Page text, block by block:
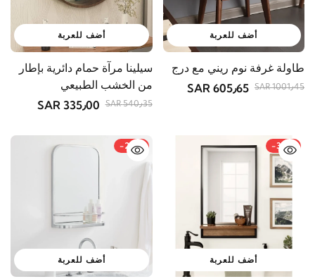
أضف للعربة
طاولة غرفة نوم ريني مع درج
1001٫45 SAR 605٫65 SAR
أضف للعربة
سيلينا مرآة حمام دائرية بإطار
من الخشب الطبيعي
540٫35 SAR 335٫00 SAR
-35%
أضف للعربة
-22%
أضف للعربة